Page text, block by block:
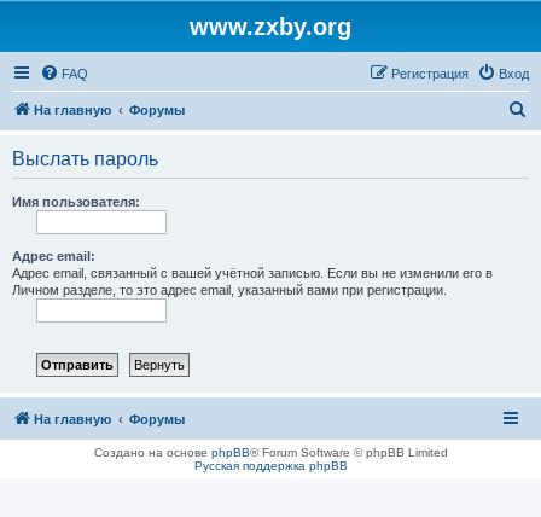
www.zxby.org
FAQ Вход
Регистрация
На главную Форумы
Выслать пароль
Имя пользователя:
Адрес email:
Адрес email, связанный с вашей учётной записью. Если вы не изменили его в
Личном разделе, то это адрес email, указанный вами при регистрации.
На главную Форумы
Создано на основе phpBB® Forum Software © phpBB Limited
Русская поддержка phpBB